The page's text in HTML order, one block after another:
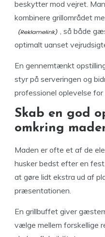
beskytter mod vejret.
kombinere grillområdet
, så både
optimalt uanset
En gennemtænkt
styr på serveringen og
professionel oplevelse
Skab en god
omkring
Maden er ofte et af de
husker bedst efter en
at gøre lidt ekstra ud af
præsentationen.
En grillbuffet giver
vælge mellem forskellige